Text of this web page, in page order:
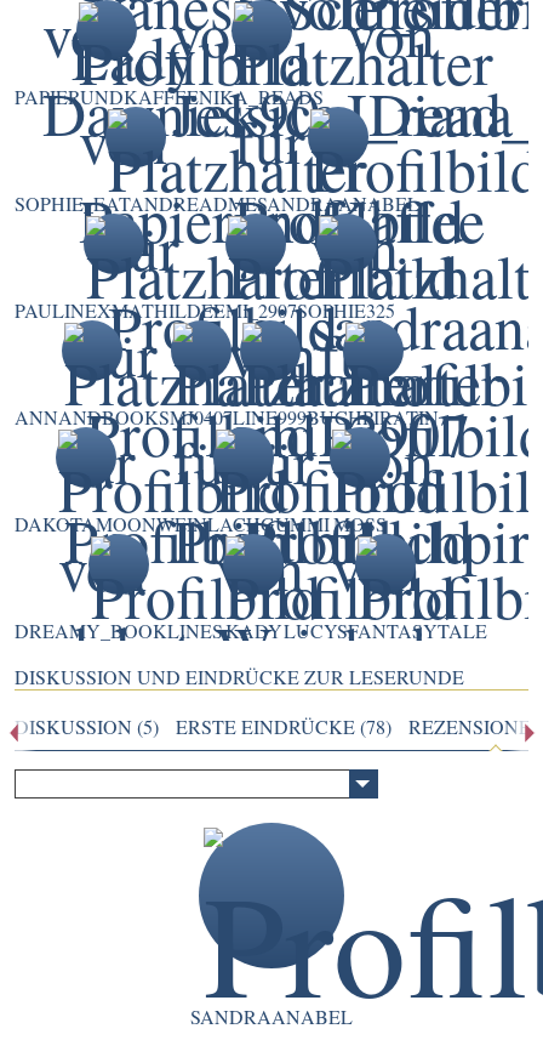
PAPIERUNDKAFFEENIKA_READS
SOPHIE_EATANDREADMESANDRAANABEL
PAULINEXMATHILDEEMI_2907SOPHIE325
ANNANDBOOKSMJ0407LINE999BUCHPIRATIN
DAKOTAMOONWEINLACHGUMMIMOSS
DREAMY_BOOKLINESKADYLUCYSFANTASYTALE
DISKUSSION UND EINDRÜCKE ZUR LESERUNDE
DISKUSSION (5)
ERSTE EINDRÜCKE (78)
SANDRAANABEL